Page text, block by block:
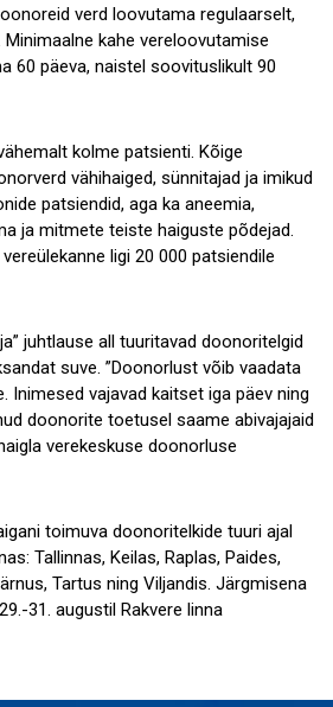
verd loovutama regulaarselt,
kahe vereloovutamise
60 päeva, naistel soovituslikult 90
kolme patsienti. Kõige
vähihaiged, sünnitajad ja imikud
patsiendid, aga ka aneemia,
ja mitmete teiste haiguste põdejad.
ligi 20 000 patsiendile
juhtlause all tuuritavad doonoritelgid
suve. ”Doonorlust võib vaadata
Inimesed vajavad kaitset iga päev ning
doonorite toetusel saame abivajajaid
verekeskuse doonorluse
toimuva doonoritelkide tuuri ajal
Tallinnas, Keilas, Raplas, Paides,
Tartus ning Viljandis. Järgmisena
31. augustil Rakvere linna